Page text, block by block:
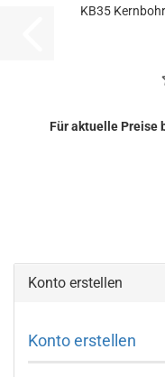
KB35
Für aktuelle Preise
Konto erstellen
Konto erstellen